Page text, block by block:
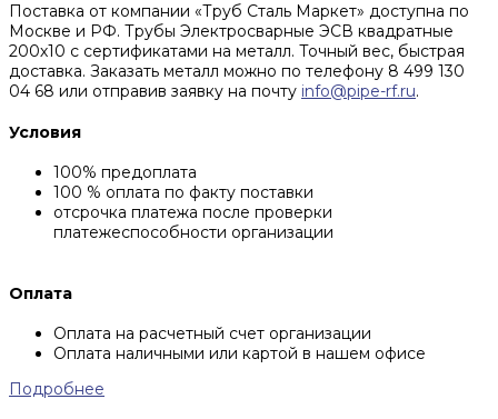
Поставка от компании «Труб Сталь Маркет» доступна по
Москве и РФ. Трубы Электросварные ЭСВ квадратные
200х10 с сертификатами на металл. Точный вес, быстрая
доставка. Заказать металл можно по телефону 8 499 130
04 68 или отправив заявку на почту info@pipe-rf.ru.
Условия
100% предоплата
100 % оплата по факту поставки
отсрочка платежа после проверки
платежеспособности организации
Оплата
Оплата на расчетный счет организации
Оплата наличными или картой в нашем офисе
Подробнее